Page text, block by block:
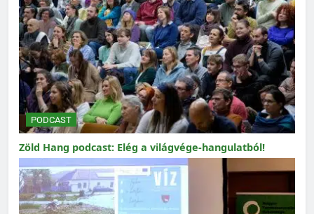
PODCAST
Zöld Hang podcast: Elég a világvége-hangulatból!